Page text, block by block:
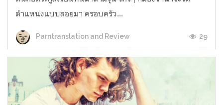
ตำแหน่งแบบลอยมา ครอบครัว...
Parntranslation and Review 29